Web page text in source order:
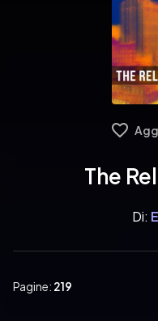
The
Di:
Pagine: 219